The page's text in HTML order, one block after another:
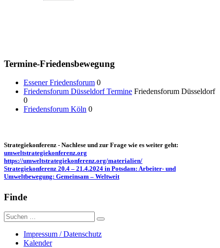
Termine-Friedensbewegung
Essener Friedensforum 0
Friedensforum Düsseldorf Termine Friedensforum Düsseldorf
0
Friedensforum Köln 0
Strategiekonferenz - Nachlese und zur Frage wie es weiter geht:
umweltstrategiekonferenz.org
https://umweltstrategiekonferenz.org/materialien/
Strategiekonferenz 20.4 – 21.4.2024 in Potsdam: Arbeiter- und
Umweltbewegung: Gemeinsam – Weltweit
Finde
Suche
nach:
Impressum / Datenschutz
Kalender